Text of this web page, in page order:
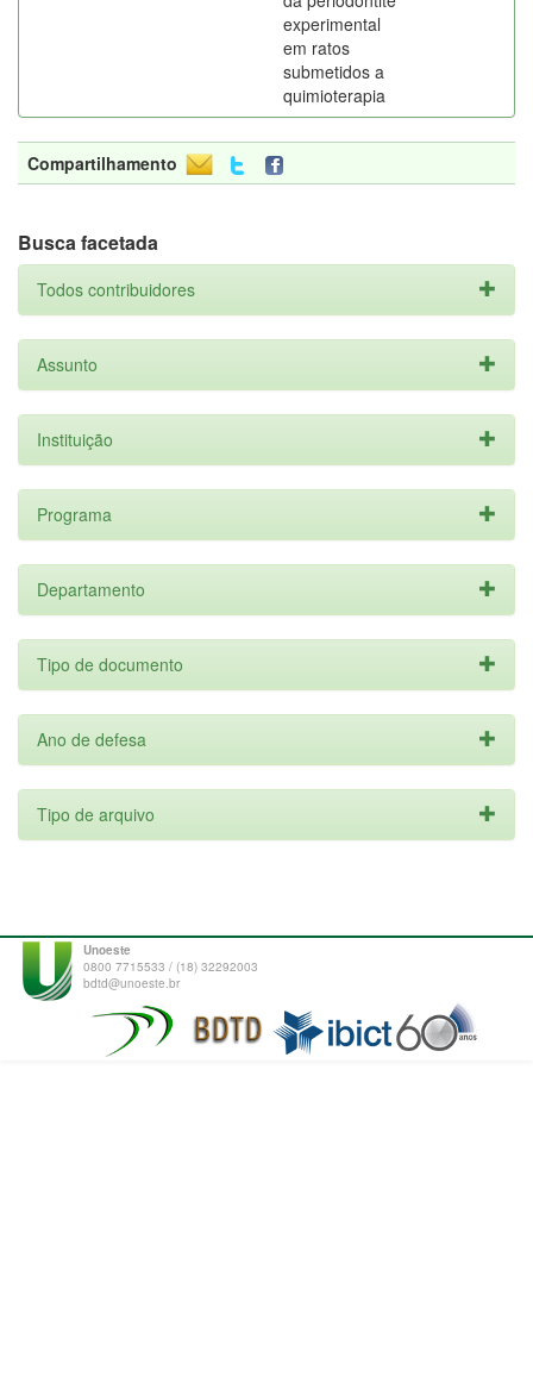
experimental
em ratos
submetidos a
quimioterapia
Compartilhamento
Busca facetada
Todos contribuidores
Assunto
Instituição
Programa
Departamento
Tipo de documento
Ano de defesa
Tipo de arquivo
Unoeste
0800 7715533 / (18) 32292003
bdtd@unoeste.br